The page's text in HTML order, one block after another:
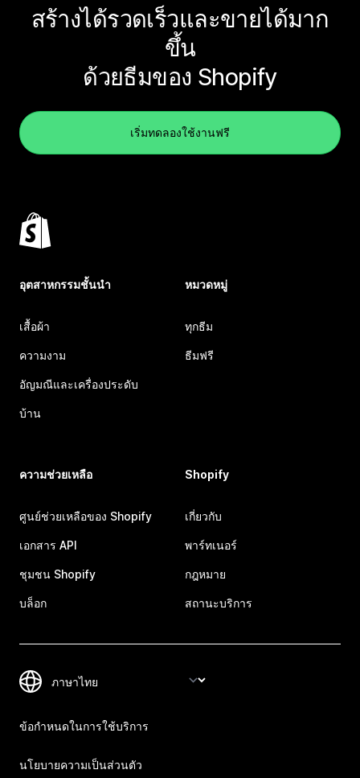
สร้างได้รวดเร็วและขายได้มาก
ขึ้น
ด้วยธีมของ Shopify
เริ่มทดลองใช้งานฟรี
อุตสาหกรรมชั้นนำ
เสื้อผ้า
ความงาม
อัญมณีและเครื่องประดับ
บ้าน
หมวดหมู่
ทุกธีม
ธีมฟรี
ความช่วยเหลือ
ศูนย์ช่วยเหลือของ Shopify
เอกสาร API
ชุมชน Shopify
บล็อก
Shopify
เกี่ยวกับ
พาร์ทเนอร์
กฎหมาย
สถานะบริการ
ข้อกำหนดในการใช้บริการ
นโยบายความเป็นส่วนตัว